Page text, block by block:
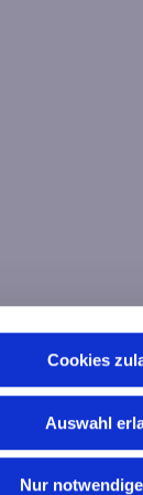
Cookies
Auswahl
Nur